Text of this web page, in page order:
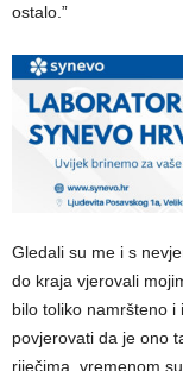
ostalo.”
Gledali su me i s
do kraja vjerovali
bilo toliko namršteno
povjerovati da je ono
riječima, vremenom